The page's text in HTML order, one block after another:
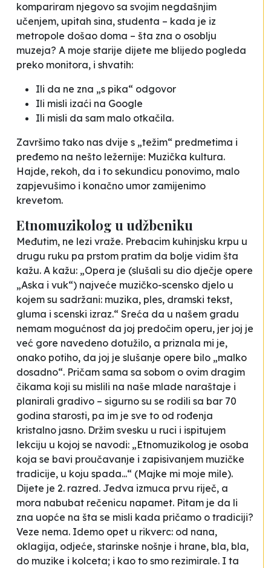
kompariram njegovo sa svojim negdašnjim
učenjem, upitah sina, studenta – kada je iz
metropole došao doma – šta zna o osoblju
muzeja? A moje starije dijete me blijedo pogleda
preko monitora, i shvatih:
Ili da ne zna „s pika“ odgovor
Ili misli izaći na Google
Ili misli da sam malo otkačila.
Završimo tako nas dvije s „težim“ predmetima i
pređemo na nešto ležernije: Muzička kultura.
Hajde, rekoh, da i to sekundicu ponovimo, malo
zapjevušimo i konačno umor zamijenimo
krevetom.
Etnomuzikolog u udžbeniku
Međutim, ne lezi vraže. Prebacim kuhinjsku krpu u
drugu ruku pa prstom pratim da bolje vidim šta
kažu. A kažu: „Opera je (slušali su dio dječje opere
„Aska i vuk“) najveće muzičko-scensko djelo u
kojem su sadržani: muzika, ples, dramski tekst,
gluma i scenski izraz.“ Sreća da u našem gradu
nemam mogućnost da joj predočim operu, jer joj je
već gore navedeno dotužilo, a priznala mi je,
onako potiho, da joj je slušanje opere bilo „malko
dosadno“. Pričam sama sa sobom o ovim dragim
čikama koji su mislili na naše mlade naraštaje i
planirali gradivo – sigurno su se rodili sa bar 70
godina starosti, pa im je sve to od rođenja
kristalno jasno. Držim svesku u ruci i ispitujem
lekciju u kojoj se navodi: „Etnomuzikolog je osoba
koja se bavi proučavanje i zapisivanjem muzičke
tradicije, u koju spada...“ (Majke mi moje mile).
Dijete je 2. razred. Jedva izmuca prvu riječ, a
mora nabubat rečenicu napamet. Pitam je da li
zna uopće na šta se misli kada pričamo o tradiciji?
Veze nema. Idemo opet u rikverc: od nana,
oklagija, odjeće, starinske nošnje i hrane, bla, bla,
do muzike i kolceta; i kao to smo rezimirale. I ta